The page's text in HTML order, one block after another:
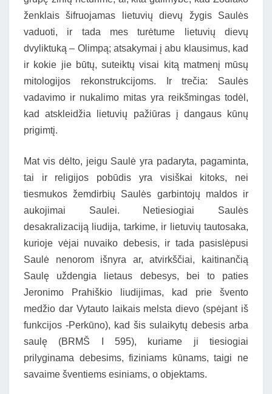
ženklais šifruojamas lietuvių dievų žygis Saulės
vaduoti, ir tada mes turėtume lietuvių dievų
dvyliktuką – Olimpą; atsakymai į abu klausimus, kad
ir kokie jie būtų, suteiktų visai kitą matmenį mūsų
mitologijos rekonstrukcijoms. Ir trečia: Saulės
vadavimo ir nukalimo mitas yra reikšmingas todėl,
kad atskleidžia lietuvių pažiūras į dangaus kūnų
prigimtį.
Mat vis dėlto, jeigu Saulė yra padaryta, pagaminta,
tai ir religijos pobūdis yra visiškai kitoks, nei
tiesmukos žemdirbių Saulės garbintojų maldos ir
aukojimai Saulei. Netiesiogiai Saulės
desakralizaciją liudija, tarkime, ir lietuvių tautosaka,
kurioje vėjai nuvaiko debesis, ir tada pasislėpusi
Saulė nenorom išnyra ar, atvirkščiai, kaitinančią
Saulę uždengia lietaus debesys, bei to paties
Jeronimo Prahiškio liudijimas, kad prie švento
medžio dar Vytauto laikais melsta dievo (spėjant iš
funkcijos -Perkūno), kad šis sulaikytų debesis arba
saulę (BRMŠ I 595), kuriame ji tiesiogiai
prilyginama debesims, fiziniams kūnams, taigi ne
savaime šventiems esiniams, o objektams.